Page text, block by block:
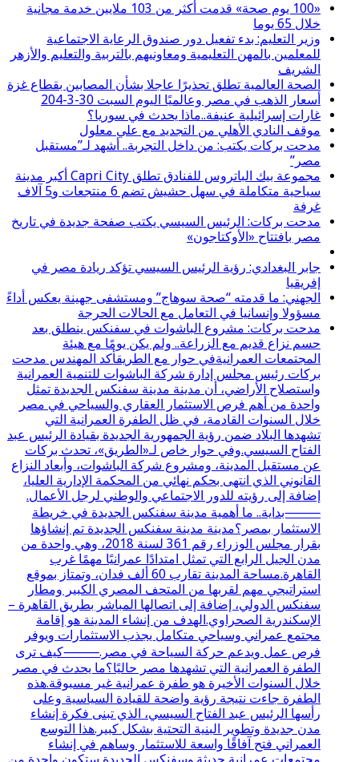
«100 يوم صحة» قدمت أكثر من 103 ملايين خدمة مجانية
خلال 65 يوما
وزير التعليم: بدء تفعيل دور صندوق الرعاية الاجتماعية
للمعلمين بالمهن التعليمية ومعاونيهم بالتربية والتعليم والأزهر
الشريف
الصحة العالمية تطلق تحذيرًا عاجلا بشأن المصابين بقطاع غزة
أسعار الذهب في مصر وعالميًا اليوم السبت 30-3-204
غارات إسرائيلية عنيفة..ماذا يحدث في سوريا؟
موقف النادي الأهلي من التجديد مع علي معلول
مدحت بركات يكتب: من داخل التجربة.. أشهد لـ”مستقبل
مصر”
مجموعة بيك الباتروس للفنادق تطلق Capri City أكبر مدينة
سياحية متكاملة في سهل حشيش تضم 6 منتجعات و5 آلاف
غرفة
مدحت بركات: الرئيس السيسي يكتب صفحة جديدة في تاريخ
مصر بافتتاح «الأوكتاجون»
جابر البغدادي: رؤية الرئيس السيسي تؤكد ريادة مصر في
إفريقيا
الجهني: ما قدمته “صحة سوهاج” ومستشفى جهينة يعكس أداءً
مسؤولا وإنسانيا في التعامل مع الحالات الحرجة
مدحت بركات: مشروع الباشوات في سفنكس ينطلق بعد
حسم نزاع قديم مع الزراعة.. ولم يكن يومًا مع هيئة
المجتمعات العمرانيةفي حوار مع الطريقأكد المهندس مدحت
بركات رئيس مجلس إدارة شركة الباشوات للتنمية العمرانية
واستصلاح الأراضي، أن مدينة مدينة سفنكس الجديدة تمثل
واحدة من أهم فرص الاستثمار العقاري والسياحي في مصر
خلال السنوات القادمة، في ظل الطفرة العمرانية التي
تشهدها البلاد ضمن رؤية الجمهورية الجديدة بقيادة الرئيس عبد
الفتاح السيسي.وفي حوار خاص لـ«الطريق»، تحدث بركات
عن مستقبل المدينة، ومشروع شركة الباشوات، وأبعاد النزاع
القانوني الذي انتهى بحكم نهائي من المحكمة الإدارية العليا،
إضافة إلى رؤيته للدور الاجتماعي والوطني لرجل الأعمال.
⸻بداية.. ما أهمية مدينة سفنكس الجديدة في خريطة
الاستثمار بمصر؟مدينة مدينة سفنكس الجديدة تم إنشاؤها
بقرار مجلس الوزراء رقم 361 لسنة 2018، وهي واحدة من
مدن الجيل الرابع التي تمثل امتدادًا عمرانيًا مهمًا غرب
القاهرة.مساحة المدينة تقارب 60 ألف فدان، وتمتاز بموقع
استراتيجي مهم لقربها من المتحف المصري الكبير ومطار
سفنكس الدولي، إضافة إلى اتصالها المباشر بطريق القاهرة –
الإسكندرية الصحراوي.الهدف من إنشاء المدينة هو إقامة
مجتمع عمراني وسياحي متكامل يجذب الاستثمارات ويوفر
فرص عمل ويدعم حركة السياحة في مصر.⸻كيف ترى
الطفرة العمرانية التي تشهدها مصر حاليًا؟ما يحدث في مصر
خلال السنوات الأخيرة هو طفرة عمرانية غير مسبوقة.هذه
الطفرة جاءت نتيجة رؤية واضحة للقيادة السياسية وعلى
رأسها الرئيس عبد الفتاح السيسي، الذي تبنى فكرة إنشاء
مدن جديدة وتطوير البنية التحتية بشكل كبير.هذا التوسع
العمراني فتح آفاقًا واسعة للاستثمار وساهم في إنشاء